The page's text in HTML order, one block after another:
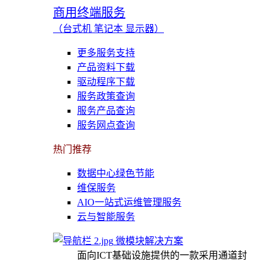
商用终端服务
（台式机 笔记本 显示器）
更多服务支持
产品资料下载
驱动程序下载
服务政策查询
服务产品查询
服务网点查询
热门推荐
数据中心绿色节能
维保服务
AIO一站式运维管理服务
云与智能服务
微模块解决方案
面向ICT基础设施提供的一款采用通道封